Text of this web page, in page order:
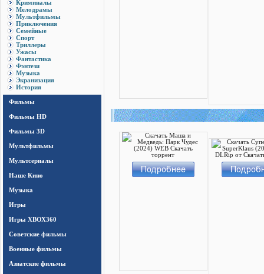
Криминалы
Мелодрамы
Мультфильмы
Приключения
Семейные
Спорт
Триллеры
Ужасы
Фантастика
Фэнтези
Музыка
Экранизация
История
Фильмы
Фильмы HD
Фильмы 3D
Мультфильмы
Мультсериалы
Наше Кино
Музыка
Игры
Игры ХВОХ360
Cоветские фильмы
Военные фильмы
Азиатские фильмы